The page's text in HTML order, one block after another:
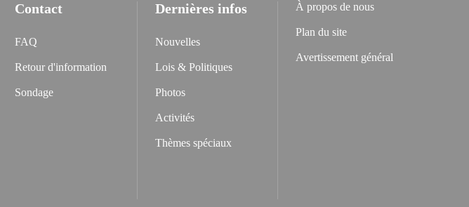
Contact
FAQ
Retour d'information
Sondage
Dernières infos
Nouvelles
Lois & Politiques
Photos
Activités
Thèmes spéciaux
À propos de nous
Plan du site
Avertissement général